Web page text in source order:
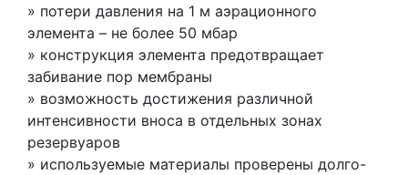
» потери давления на 1 м аэрационного
элемента – не более 50 мбар
» конструкция элемента предотвращает
забивание пор мембраны
» возможность достижения различной
интенсивности вноса в отдельных зонах
резервуаров
» используемые материалы проверены долго-